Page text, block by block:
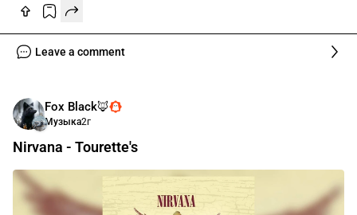
Leave a comment
Fox Black🦊
Музыка2г
Nirvana - Tourette's